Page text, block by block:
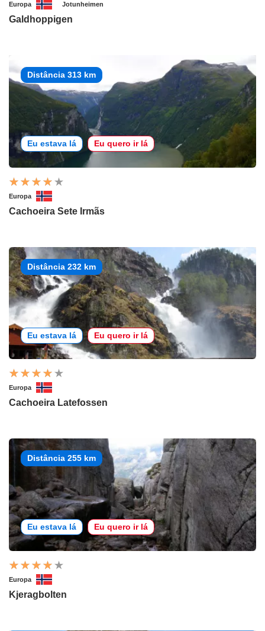
Europa Jotunheimen
Galdhoppigen
Distância 313 km
Eu estava lá Eu quero ir lá
Europa
Cachoeira Sete Irmãs
Distância 232 km
Eu estava lá Eu quero ir lá
Europa
Cachoeira Latefossen
Distância 255 km
Eu estava lá Eu quero ir lá
Europa
Kjeragbolten